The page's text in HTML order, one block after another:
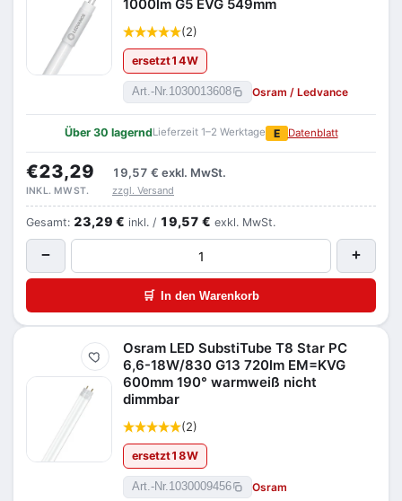
1000lm G5 EVG 549mm
(2)
ersetzt14W
Art.-Nr.1030013608 Osram / Ledvance
Über 30 lagerndLieferzeit 1–2 Werktage E Datenblatt
€23,29 19,57 € exkl. MwSt.
INKL. MWST. zzgl. Versand
Gesamt: 23,29 € inkl. / 19,57 € exkl. MwSt.
− +
🛒 In den Warenkorb
Merken
Osram LED SubstiTube T8 Star PC
6,6-18W/830 G13 720lm EM=KVG
600mm 190° warmweiß nicht
dimmbar
(2)
ersetzt18W
Art.-Nr.1030009456 Osram